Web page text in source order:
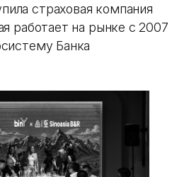
страховая компания
работает на рынке с 2007
Банка